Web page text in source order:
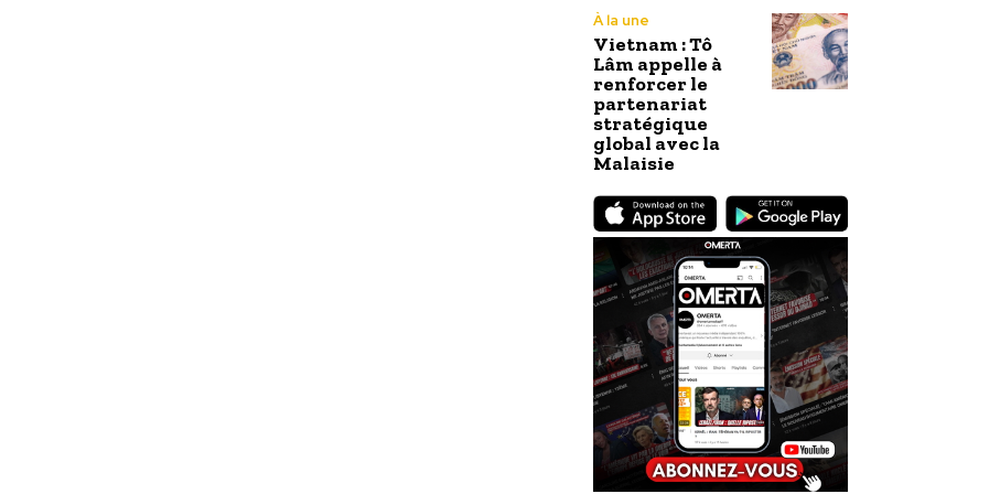
À la une
Vietnam : Tô
Lâm appelle à
renforcer le
partenariat
stratégique
global avec la
Malaisie